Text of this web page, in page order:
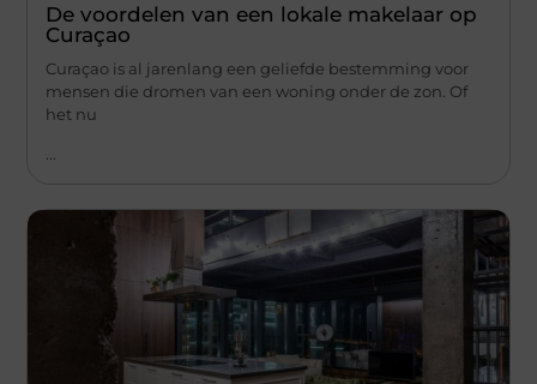
De voordelen van een lokale makelaar op
Curaçao
Curaçao is al jarenlang een geliefde bestemming voor
mensen die dromen van een woning onder de zon. Of
het nu